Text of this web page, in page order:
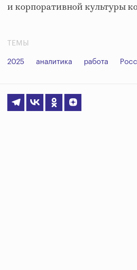
и корпоративной культуры
ТЕМЫ
2025 аналитика работа